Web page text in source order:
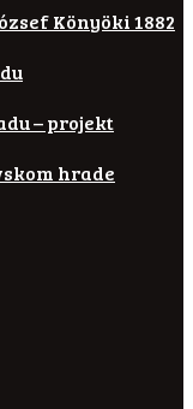
Könyöki 1882
– projekt
hrade